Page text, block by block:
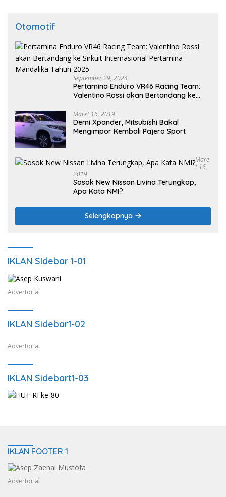
Otomotif
September 29, 2024
Pertamina Enduro VR46 Racing Team:
Valentino Rossi akan Bertandang ke
Mandalika Tahun 2025
Maret 16, 2019
Demi Xpander, Mitsubishi Bakal
Mengimpor Kembali Pajero Sport
Mare
T 16,
2019
Sosok New Nissan Livina Terungkap,
Apa Kata NMI?
Selengkapnya
IKLAN SIdebar 1-01
Advertorial
IKLAN Sidebar1-02
Advertorial
IKLAN Sidebart1-03
IKLAN FOOTER 1
Advertorial